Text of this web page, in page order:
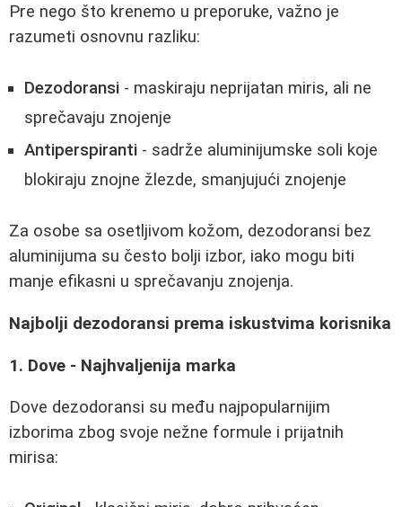
Pre nego što krenemo u preporuke, važno je
razumeti osnovnu razliku:
Dezodoransi - maskiraju neprijatan miris, ali ne
sprečavaju znojenje
Antiperspiranti - sadrže aluminijumske soli koje
blokiraju znojne žlezde, smanjujući znojenje
Za osobe sa osetljivom kožom, dezodoransi bez
aluminijuma su često bolji izbor, iako mogu biti
manje efikasni u sprečavanju znojenja.
Najbolji dezodoransi prema iskustvima korisnika
1. Dove - Najhvaljenija marka
Dove dezodoransi su među najpopularnijim
izborima zbog svoje nežne formule i prijatnih
mirisa: